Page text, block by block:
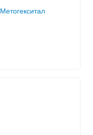
Метогекситал